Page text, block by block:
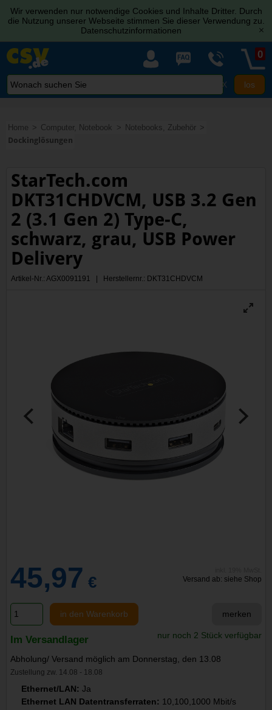
Wir verwenden nur notwendige Cookies und Inhalte Dritter. Durch
die Nutzung unserer Webseite stimmen Sie dieser Verwendung zu.
Datenschutzinformationen
[x]
X
0
Home Computer, Notebook
Notebooks, Zubehör
Dockinglösungen
StarTech.com
DKT31CHDVCM, USB 3.2 Gen
2 (3.1 Gen 2) Type-C,
schwarz, grau, USB Power
Delivery
Artikel-Nr.: AGX0091191 | Herstellernr.: DKT31CHDVCM
45,97 € Versand ab: siehe Shop
in den Warenkorb merken
Im Versandlager nur noch 2 Stück verfügbar
Abholung/ Versand möglich am Donnerstag, den 13.08
Zustellung zw. 14.08 - 18.08
Ethernet/LAN: Ja
Ethernet LAN Datentransferraten: 10,100,1000 Mbit/s